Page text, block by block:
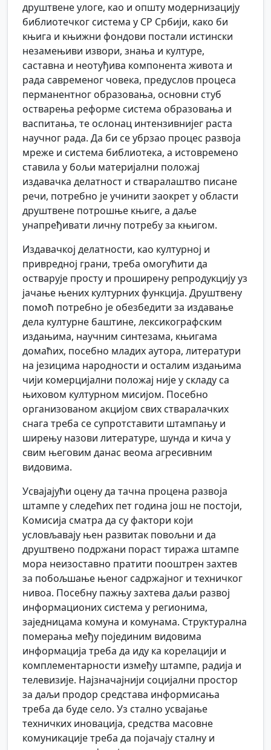
друштвене улоге, као и општу модернизацију
библиотечког система у СР Србији, како би
књига и књижни фондови постали истински
незамењиви извори, знања и културе,
саставна и неотуђива компонента живота и
рада савременог човека, предуслов процеса
перманентног образовања, основни стуб
остварења реформе система образовања и
васпитања, те ослонац интензивнијег раста
научног рада. Да би се убрзао процес развоја
мреже и система библиотека, а истовремено
ставила у бољи материјални положај
издавачка делатност и стваралаштво писане
речи, потребно је учинити заокрет у области
друштвене потрошње књиге, а даље
унапређивати личну потребу за књигом.
Издавачкој делатности, као културној и
привредној грани, треба омогућити да
остварује просту и проширену репродукцију уз
јачање њених културних функција. Друштвену
помоћ потребно је обезбедити за издавање
дела културне баштине, лексикографским
издањима, научним синтезама, књигама
домаћих, посебно младих аутора, литератури
на језицима народности и осталим издањима
чији комерцијални положај није у складу са
њиховом културном мисијом. Посебно
организованом акцијом свих стваралачких
снага треба се супротставити штампању и
ширењу назови литературе, шунда и кича у
свим његовим данас веома агресивним
видовима.
Усвајајући оцену да тачна процена развоја
штампе у следећих пет година још не постоји,
Комисија сматра да су фактори који
условљавају њен развитак повољни и да
друштвено подржани пораст тиража штампе
мора неизоставно пратити пооштрен захтев
за побољшање њеног садржајног и техничког
нивоа. Посебну пажњу захтева даљи развој
информационих система у регионима,
заједницама комуна и комунама. Структурална
померања међу појединим видовима
информација треба да иду ка корелацији и
комплементарности између штампе, радија и
телевизије. Најзначајнији социјални простор
за даљи продор средстава информисања
треба да буде село. Уз стално усвајање
техничких иновација, средства масовне
комуникације треба да појачају сталну и